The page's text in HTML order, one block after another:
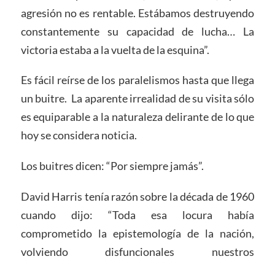
agresión no es rentable. Estábamos destruyendo
constantemente su capacidad de lucha… La
victoria estaba a la vuelta de la esquina”.
Es fácil reírse de los paralelismos hasta que llega
un buitre. La aparente irrealidad de su visita sólo
es equiparable a la naturaleza delirante de lo que
hoy se considera noticia.
Los buitres dicen: “Por siempre jamás”.
David Harris tenía razón sobre la década de 1960
cuando dijo: “Toda esa locura había
comprometido la epistemología de la nación,
volviendo disfuncionales nuestros